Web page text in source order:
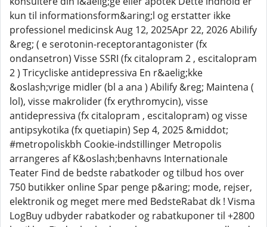
kun til informationsform&aring;l og erstatter ikke
professionel medicinsk Aug 12, 2025Apr 22, 2026 Abilify
&reg; ( e serotonin-receptorantagonister (fx
ondansetron) Visse SSRI (fx citalopram 2 , escitalopram
2 ) Tricycliske antidepressiva En r&aelig;kke
&oslash;vrige midler (bl a ana ) Abilify &reg; Maintena (
lol), visse makrolider (fx erythromycin), visse
antidepressiva (fx citalopram , escitalopram) og visse
antipsykotika (fx quetiapin) Sep 4, 2025 &middot;
#metropoliskbh Cookie-indstillinger Metropolis
arrangeres af K&oslash;benhavns Internationale
Teater Find de bedste rabatkoder og tilbud hos over
750 butikker online Spar penge p&aring; mode, rejser,
elektronik og meget mere med BedsteRabat dk ! Visma
LogBuy udbyder rabatkoder og rabatkuponer til +2800